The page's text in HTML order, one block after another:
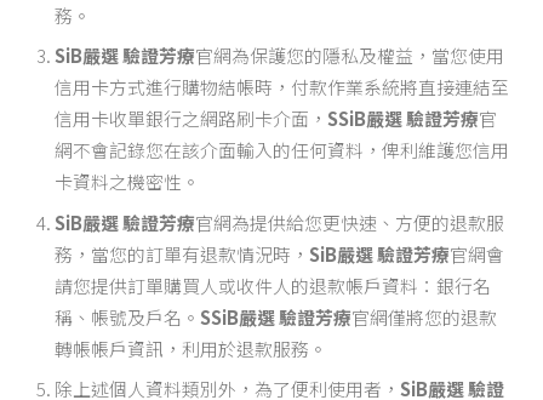
務。
SiB嚴選 驗證芳療官網為保護您的隱私及權益，當您使用
信用卡方式進行購物結帳時，付款作業系統將直接連結至
信用卡收單銀行之網路刷卡介面， SSiB嚴選 驗證芳療官
網不會記錄您在該介面輸入的任何資料，俾利維護您信用
卡資料之機密性。
SiB嚴選 驗證芳療官網為提供給您更快速、方便的退款服
務，當您的訂單有退款情況時， SiB嚴選 驗證芳療官網會
請您提供訂單購買人或收件人的退款帳戶資料：銀行名
稱、帳號及戶名。 SSiB嚴選 驗證芳療官網僅將您的退款
轉帳帳戶資訊，利用於退款服務。
除上述個人資料類別外，為了便利使用者， SiB嚴選 驗證